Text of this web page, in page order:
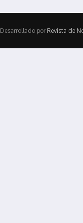
por Revista de